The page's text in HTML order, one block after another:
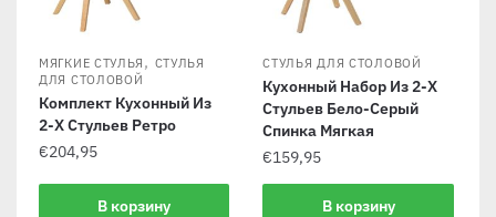
МЯГКИЕ СТУЛЬЯ , СТУЛЬЯ
ДЛЯ СТОЛОВОЙ
Комплект Кухонный Из
2-Х Стульев Ретро
€204,95
В корзину
СТУЛЬЯ ДЛЯ СТОЛОВОЙ
Кухонный Набор Из 2-Х
Стульев Бело-Серый
Спинка Мягкая
€159,95
В корзину